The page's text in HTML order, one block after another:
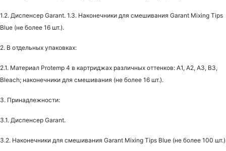
1.2. Диспенсер Garant. 1.3. Наконечники для смешивания Garant Mixing Tips
Blue (не более 16 шт.).
2. В отдельных упаковках:
2.1. Материал Protemp 4 в картриджах различных оттенков: А1, А2, А3, B3,
Bleach; наконечники для смешивания (не более 16 шт.).
3. Принадлежности:
3.1. Диспенсер Garant.
3.2. Наконечники для смешивания Garant Mixing Tips Blue (не более 100 шт.)